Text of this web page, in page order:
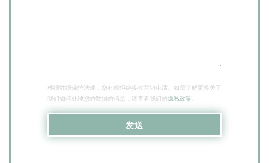
根据数据保护法规，您有权拒绝接收营销电话。如需了解更多关于
我们如何处理您的数据的信息，请查看我们的隐私政策